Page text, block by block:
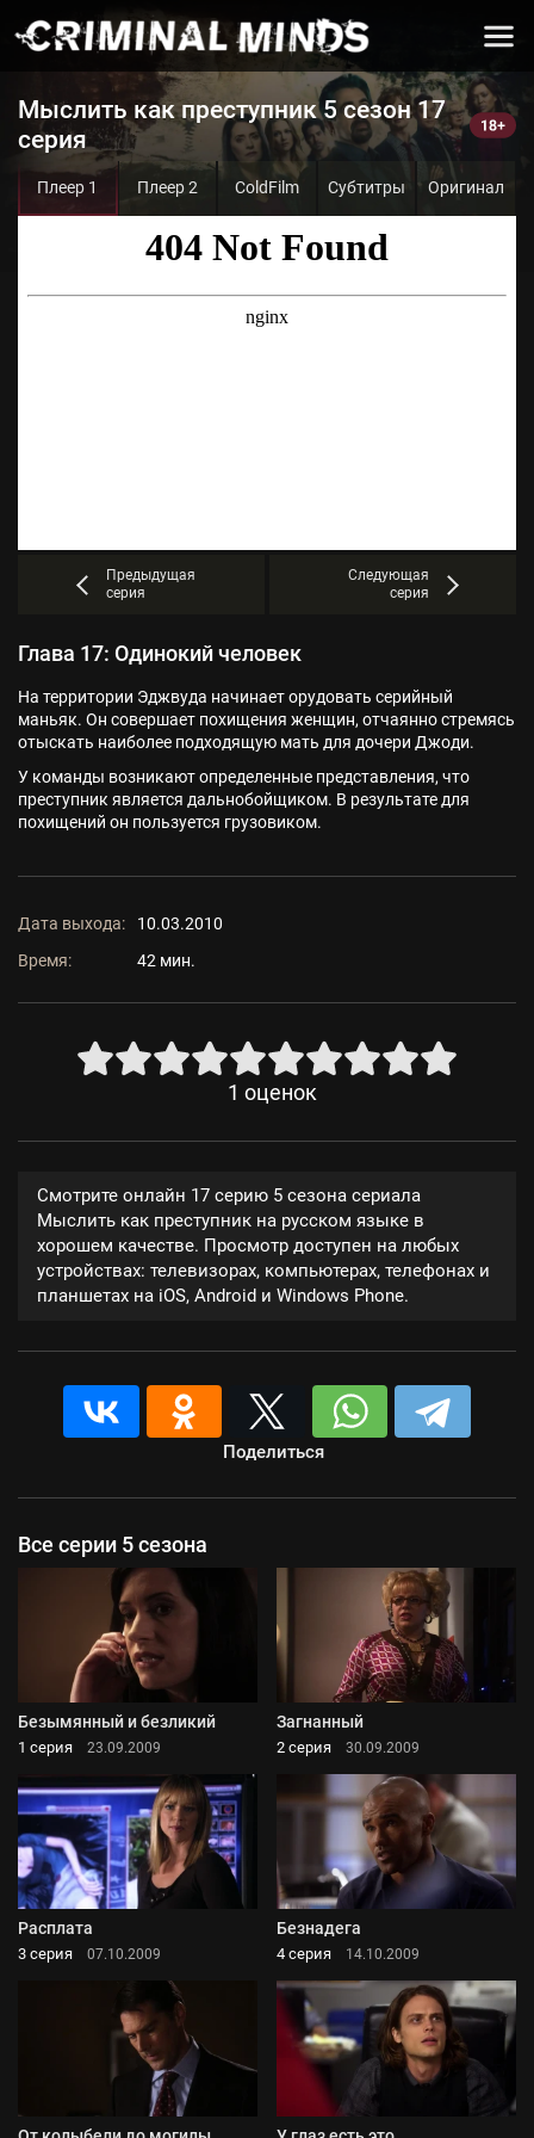
Мыслить как преступник 5 сезон 17
серия
Плеер 1 Плеер 2 ColdFilm Субтитры Оригинал
Предыдущая
серия
Следующая
серия
Глава 17: Одинокий человек
На территории Эджвуда начинает орудовать серийный
маньяк. Он совершает похищения женщин, отчаянно стремясь
отыскать наиболее подходящую мать для дочери Джоди.
У команды возникают определенные представления, что
преступник является дальнобойщиком. В результате для
похищений он пользуется грузовиком.
Дата выхода:
10.03.2010
Время:
42 мин.
1 оценок
Смотрите онлайн 17 серию 5 сезона сериала
Мыслить как преступник на русском языке в
хорошем качестве. Просмотр доступен на любых
устройствах: телевизорах, компьютерах, телефонах и
планшетах на iOS, Android и Windows Phone.
Поделиться
Все серии 5 сезона
Безымянный и безликий
1 серия 23.09.2009
Загнанный
2 серия 30.09.2009
Расплата
3 серия 07.10.2009
Безнадега
4 серия 14.10.2009